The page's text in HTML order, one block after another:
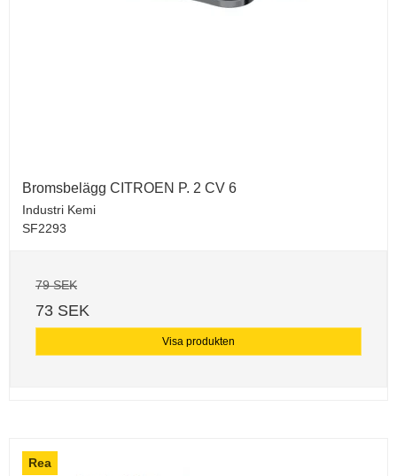
Bromsbelägg CITROEN P. 2 CV 6
Industri Kemi
SF2293
79 SEK
73 SEK
Visa produkten
Rea